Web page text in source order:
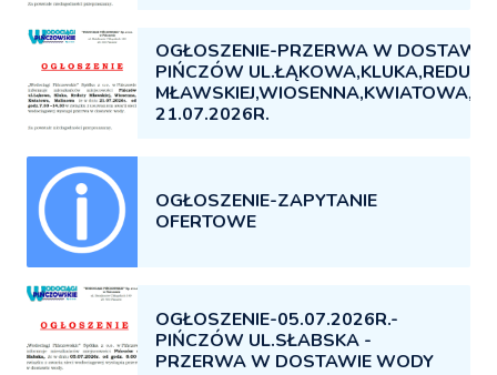
OGŁOSZENIE-PRZERWA W
PIŃCZÓW UL.ŁĄKOWA,KLUKA,REDUTY
21.07.2026R.
OGŁOSZENIE-ZAPYTANIE
OFERTOWE
OGŁOSZENIE-05.07.2026R.-
PIŃCZÓW UL.SŁABSKA -
PRZERWA W DOSTAWIE WODY